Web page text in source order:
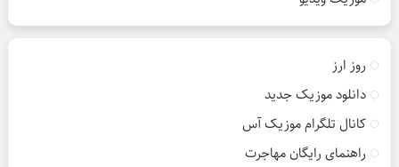
روز ارز
دانلود موزیک جدید
کانال تلگرام موزیک آس
راهنمای رایگان مهاجرت